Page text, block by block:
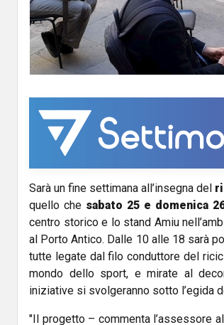
Sarà un fine settimana all’insegna del
quello chesabato 25 e domenica
centro storico e lo stand Amiu
al Porto Antico. Dalle 10 alle 18 sarà
tutte legate dal filo conduttore del
mondo dello sport, e mirate al
iniziative si svolgeranno sotto l’egida
"Il progetto – commenta l’assessore